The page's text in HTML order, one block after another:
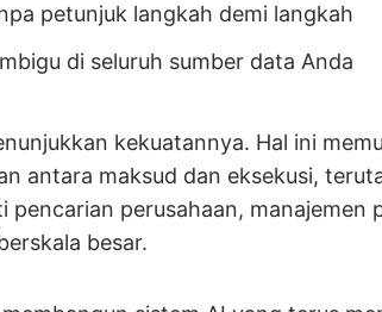
petunjuk langkah demi langkah
di seluruh sumber data Anda
kekuatannya. Hal ini
antara maksud dan eksekusi,
perusahaan, manajemen
besar.